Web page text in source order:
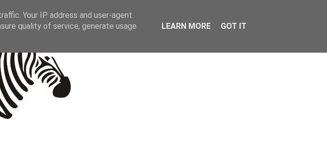
Your IP address and user-agent
quality of service, generate usage
LEARN MORE GOT IT